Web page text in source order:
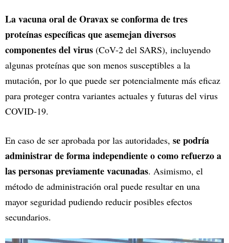
La vacuna oral de Oravax se conforma de tres
proteínas específicas que asemejan diversos
componentes del virus (CoV-2 del SARS), incluyendo
algunas proteínas que son menos susceptibles a la
mutación, por lo que puede ser potencialmente más eficaz
para proteger contra variantes actuales y futuras del virus
COVID-19.
En caso de ser aprobada por las autoridades, se podría
administrar de forma independiente o como refuerzo a
las personas previamente vacunadas. Asimismo, el
método de administración oral puede resultar en una
mayor seguridad pudiendo reducir posibles efectos
secundarios.